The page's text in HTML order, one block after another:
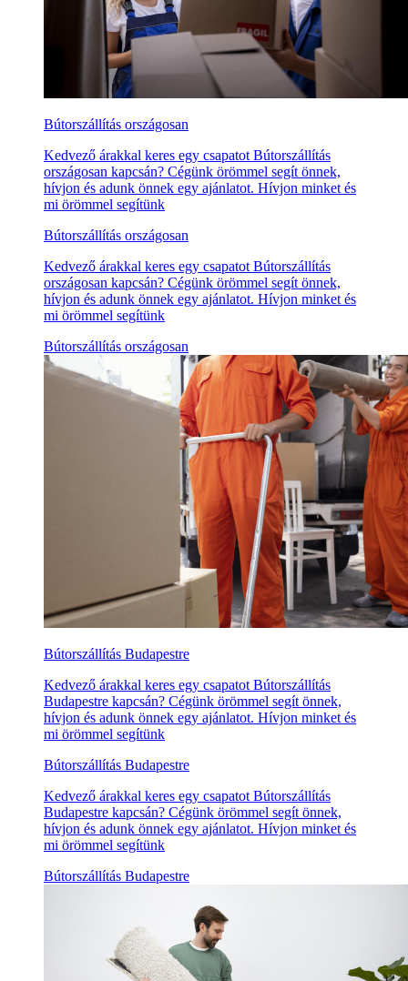
Bútorszállítás országosan
Kedvező árakkal keres egy csapatot Bútorszállítás
országosan kapcsán? Cégünk örömmel segít önnek,
hívjon és adunk önnek egy ajánlatot. Hívjon minket és
mi örömmel segítünk
Bútorszállítás országosan
Kedvező árakkal keres egy csapatot Bútorszállítás
országosan kapcsán? Cégünk örömmel segít önnek,
hívjon és adunk önnek egy ajánlatot. Hívjon minket és
mi örömmel segítünk
Bútorszállítás országosan
Bútorszállítás Budapestre
Kedvező árakkal keres egy csapatot Bútorszállítás
Budapestre kapcsán? Cégünk örömmel segít önnek,
hívjon és adunk önnek egy ajánlatot. Hívjon minket és
mi örömmel segítünk
Bútorszállítás Budapestre
Kedvező árakkal keres egy csapatot Bútorszállítás
Budapestre kapcsán? Cégünk örömmel segít önnek,
hívjon és adunk önnek egy ajánlatot. Hívjon minket és
mi örömmel segítünk
Bútorszállítás Budapestre